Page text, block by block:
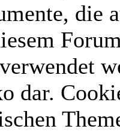
die
dar.